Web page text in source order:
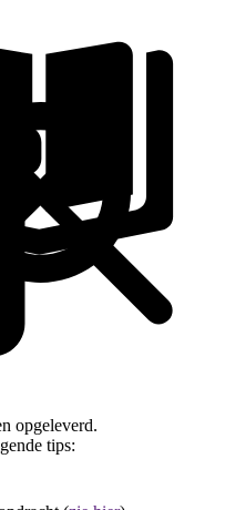
opgeleverd.
tips: